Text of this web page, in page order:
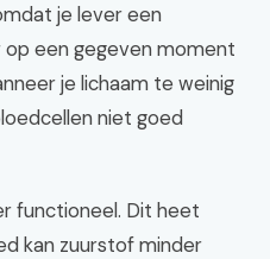
je lever een
op een gegeven moment
je lichaam te weinig
niet goed
functioneel. Dit heet
kan zuurstof minder